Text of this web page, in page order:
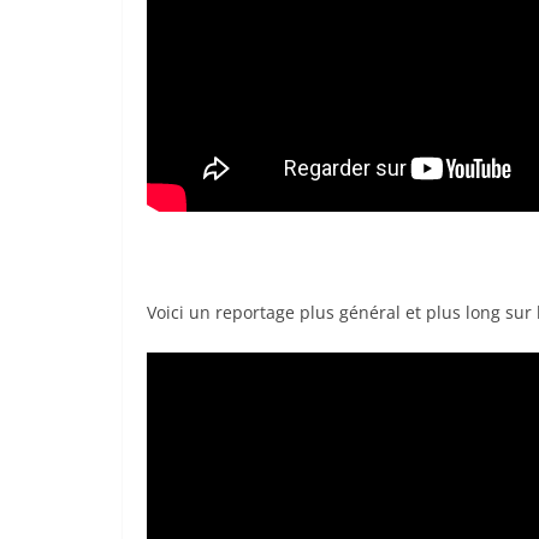
Voici un reportage plus général et plus long sur